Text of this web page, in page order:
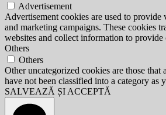
Advertisement
Advertisement cookies are used to provide
and marketing campaigns. These cookies
websites and collect information to provide
Others
Others
Other uncategorized cookies are those that
have not been classified into a category as
SALVEAZĂ ȘI ACCEPTĂ